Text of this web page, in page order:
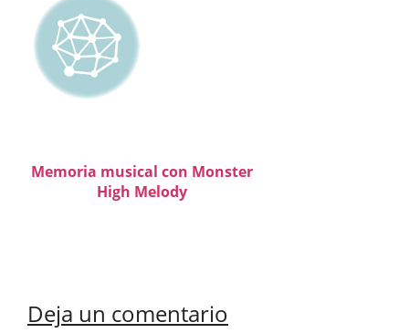
Memoria musical con Monster
High Melody
Deja un comentario